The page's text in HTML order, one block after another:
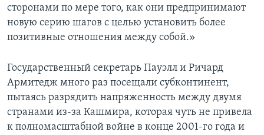
сторонами по мере того, как они предпринимают
новую серию шагов с целью установить более
позитивные отношения между собой.»
Государственный секретарь Пауэлл и Ричард
Армитедж много раз посещали субконтинент,
пытаясь разрядить напряженность между двумя
странами из-за Кашмира, которая чуть не привела
к полномасштабной войне в конце 2001-го года и